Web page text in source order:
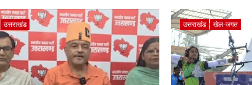
उत्तराखंड उत्तराखंड खेल-जगत